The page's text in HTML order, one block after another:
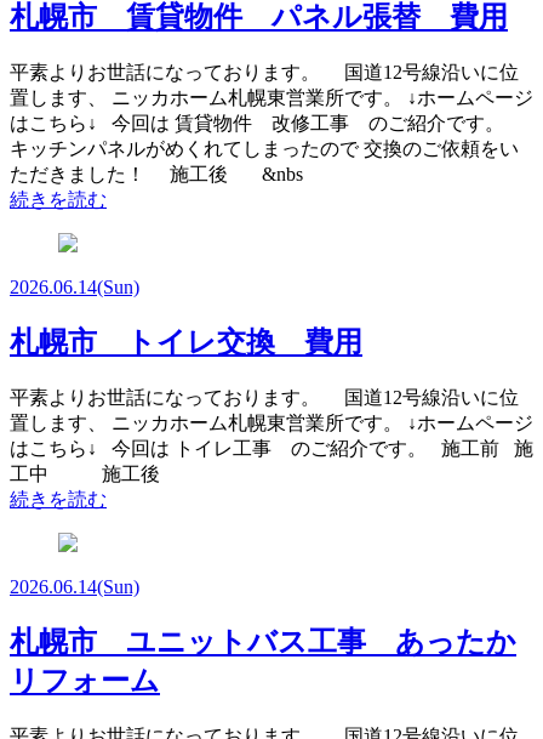
札幌市 賃貸物件 パネル張替 費用
平素よりお世話になっております。 国道12号線沿いに位
置します、 ニッカホーム札幌東営業所です。 ↓ホームページ
はこちら↓ 今回は 賃貸物件 改修工事 のご紹介です。
キッチンパネルがめくれてしまったので 交換のご依頼をい
ただきました！ 施工後 &nbs
続きを読む
2026.06.14(Sun)
札幌市 トイレ交換 費用
平素よりお世話になっております。 国道12号線沿いに位
置します、 ニッカホーム札幌東営業所です。 ↓ホームページ
はこちら↓ 今回は トイレ工事 のご紹介です。 施工前 施
工中 施工後
続きを読む
2026.06.14(Sun)
札幌市 ユニットバス工事 あったか
リフォーム